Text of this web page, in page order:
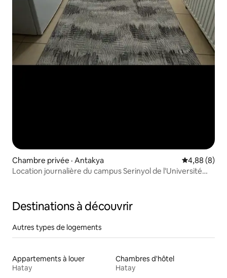
Chambre privée · Antakya Note
4,88 (8)
Location journalière du campus Serinyol de l'Université
Destinations à découvrir
Autres types de logements
Appartements à louer
Hatay
Chambres d'hôtel
Hatay